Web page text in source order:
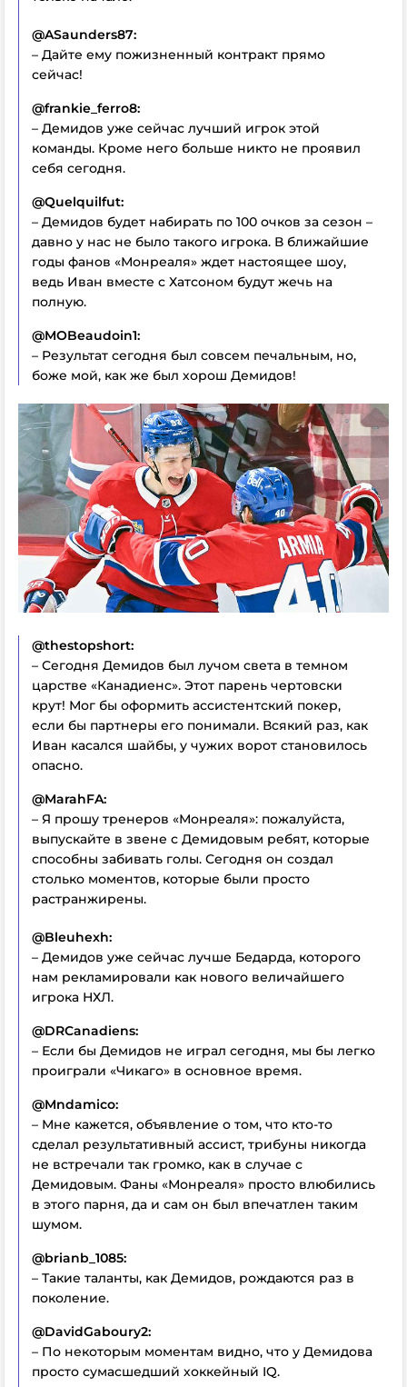
@ASaunders87:
– Дайте ему пожизненный контракт прямо
сейчас!
@frankie_ferro8:
– Демидов уже сейчас лучший игрок этой
команды. Кроме него больше никто не проявил
себя сегодня.
@Quelquilfut:
– Демидов будет набирать по 100 очков за сезон –
давно у нас не было такого игрока. В ближайшие
годы фанов «Монреаля» ждет настоящее шоу,
ведь Иван вместе с Хатсоном будут жечь на
полную.
@MOBeaudoin1:
– Результат сегодня был совсем печальным, но,
боже мой, как же был хорош Демидов!
@thestopshort:
– Сегодня Демидов был лучом света в темном
царстве «Канадиенс». Этот парень чертовски
крут! Мог бы оформить ассистентский покер,
если бы партнеры его понимали. Всякий раз, как
Иван касался шайбы, у чужих ворот становилось
опасно.
@MarahFA:
– Я прошу тренеров «Монреаля»: пожалуйста,
выпускайте в звене с Демидовым ребят, которые
способны забивать голы. Сегодня он создал
столько моментов, которые были просто
растранжирены.
@Bleuhexh:
– Демидов уже сейчас лучше Бедарда, которого
нам рекламировали как нового величайшего
игрока НХЛ.
@DRCanadiens:
– Если бы Демидов не играл сегодня, мы бы легко
проиграли «Чикаго» в основное время.
@Mndamico:
– Мне кажется, объявление о том, что кто-то
сделал результативный ассист, трибуны никогда
не встречали так громко, как в случае с
Демидовым. Фаны «Монреаля» просто влюбились
в этого парня, да и сам он был впечатлен таким
шумом.
@brianb_1085:
– Такие таланты, как Демидов, рождаются раз в
поколение.
@DavidGaboury2:
– По некоторым моментам видно, что у Демидова
просто сумасшедший хоккейный IQ.